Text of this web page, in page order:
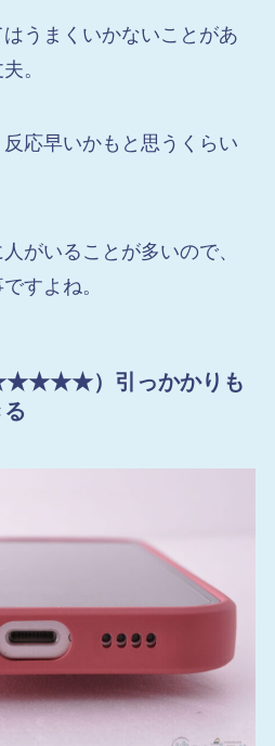
うまくいかないことがあ
。
応早いかもと思うくらい
がいることが多いので、
すよね。
）引っかかりも